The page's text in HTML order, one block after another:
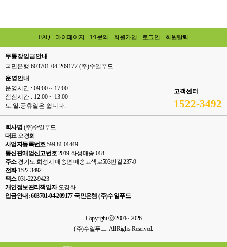
FAQ 마이페이지 1:1문의 회원가입 로그인 회원탈퇴
무통장입금안내
국민은행 603701-04-209177 (주)수일푸드
운영안내
운영시간 : 09:00 ~ 17:00
점심시간 : 12:00 ~ 13:00
토.일.공휴일은 쉽니다.
고객센터
1522-3492
회사명 (주)수일푸드
대표오경화
사업자등록번호599-81-01449
통신판매업신고번호2019-화성매송-018
주소경기도 화성시 매송면 매송고색로503번길 237-9
전화1522-3492
팩스031-222-9423
개인정보관리책임자오경화
입금안내: 603701-04-209177 국민은행 (주)수일푸드
Copyright ⓒ 2001~ 2026
(주)수일푸드. All Rights Reserved.